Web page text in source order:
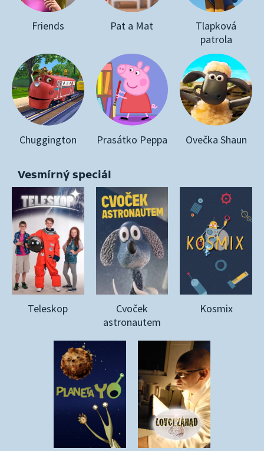
Friends Pat a Mat
Tlapková
patrola
Chuggington Prasátko Peppa Ovečka Shaun
Vesmírný speciál
Teleskop
Cvoček
astronautem
Kosmix